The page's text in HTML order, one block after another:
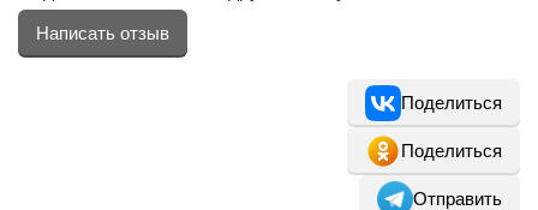
Написать отзыв
Поделиться
Поделиться
Отправить